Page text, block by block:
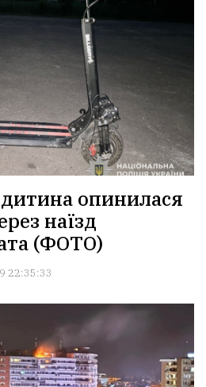
опинилася
наїзд
(ФОТО)
22:35:33